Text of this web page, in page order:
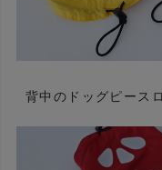
背中のドッグピース